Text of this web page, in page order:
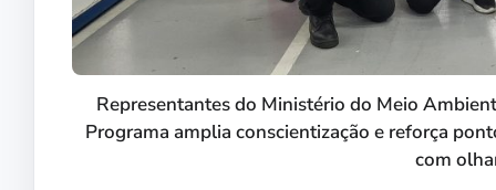
Representantes do Ministério do Meio
Programa amplia conscientização e reforça
com